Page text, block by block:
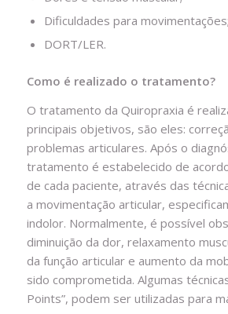
Dificuldades para movimentações;
DORT/LER.
Como é realizado o tratamento?
O tratamento da Quiropraxia é
principais objetivos, são eles:
problemas articulares. Após o
tratamento é estabelecido de
de cada paciente, através das
a movimentação articular,
indolor. Normalmente, é possível
diminuição da dor, relaxamento
da função articular e aumento da
sido comprometida. Algumas
Points”, podem ser utilizadas para